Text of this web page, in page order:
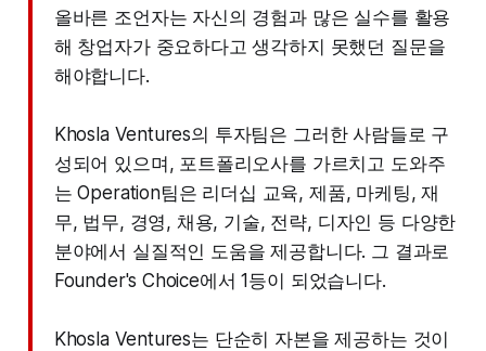
올바른 조언자는 자신의 경험과 많은 실수를 활용
해 창업자가 중요하다고 생각하지 못했던 질문을
해야합니다.
Khosla Ventures의 투자팀은 그러한 사람들로 구
성되어 있으며, 포트폴리오사를 가르치고 도와주
는 Operation팀은 리더십 교육, 제품, 마케팅, 재
무, 법무, 경영, 채용, 기술, 전략, 디자인 등 다양한
분야에서 실질적인 도움을 제공합니다. 그 결과로
Founder's Choice에서 1등이 되었습니다.
Khosla Ventures는 단순히 자본을 제공하는 것이